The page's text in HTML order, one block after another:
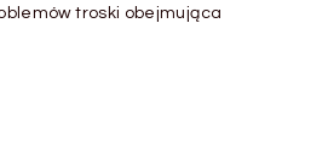
troski obejmująca